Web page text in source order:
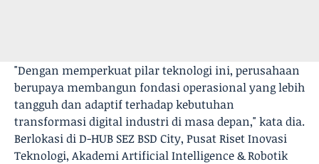
"Dengan memperkuat pilar teknologi ini, perusahaan
berupaya membangun fondasi operasional yang lebih
tangguh dan adaptif terhadap kebutuhan
transformasi digital industri di masa depan," kata dia.
Berlokasi di D-HUB SEZ BSD City, Pusat Riset Inovasi
Teknologi, Akademi Artificial Intelligence & Robotik